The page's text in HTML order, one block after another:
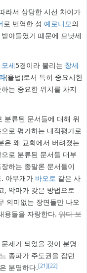
라서 상당한 시선 차이가
로 번역한 성 예로니모의
아들였기 때문에 므낫세
모세5경이라 불리는 창세
(율법)로서 특히 중요시한
는 중요한 위치를 차지
분류된 문서들에 대해 위
로 평가하는 내적평가로
은 왜 교회에서 버려졌는
로 분류된 문서들 대부
하는 종말론 문서들이
아무개가 바오로 같은 사
, 악마가 갖은 방법으로
의미없는 장면들만 나오
용들을 자랑한다.읽다 보
제가 되었을 것이 분명
종파가 주도권을 잡던
분명하다.[21][22]